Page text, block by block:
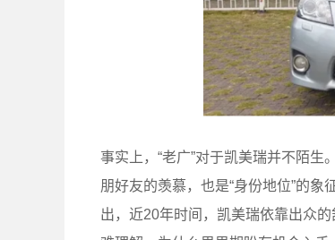
事实上，“老广”对于凯美瑞并不陌生
朋好友的羡慕，也是“身份地位”的
出，近20年时间，凯美瑞依靠出众